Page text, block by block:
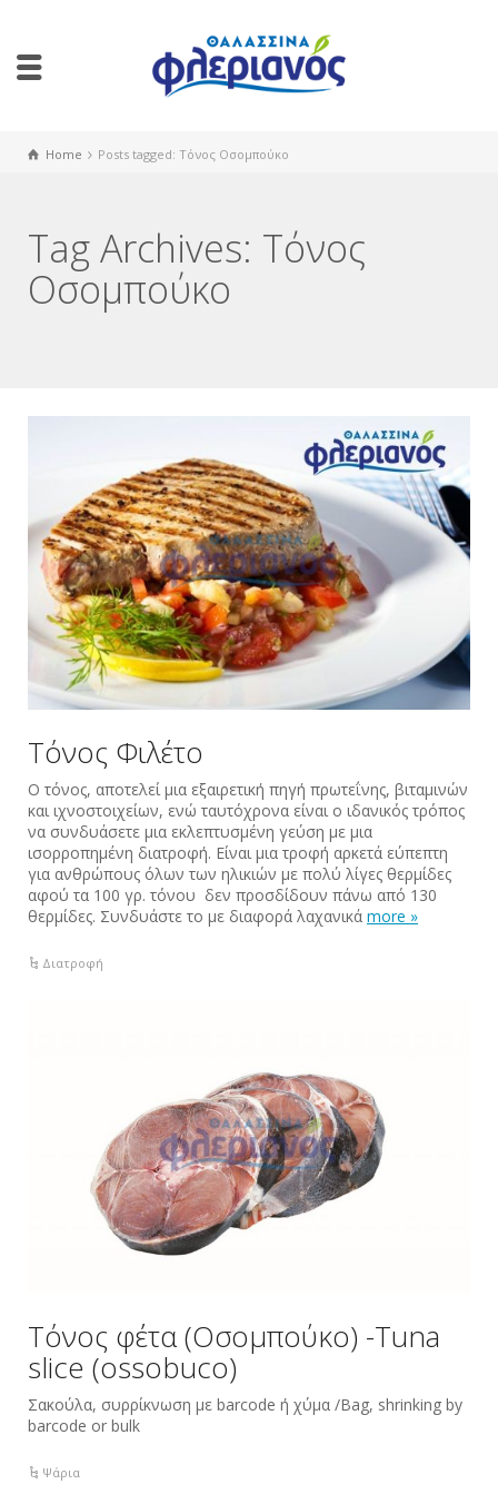
Home Posts tagged: Τόνος Οσομπούκο
Tag Archives: Τόνος
Οσομπούκο
Τόνος Φιλέτο
Ο τόνος, αποτελεί μια εξαιρετική πηγή πρωτεΐνης, βιταμινών
και ιχνοστοιχείων, ενώ ταυτόχρονα είναι ο ιδανικός τρόπος
να συνδυάσετε μια εκλεπτυσμένη γεύση με μια
ισορροπημένη διατροφή. Είναι μια τροφή αρκετά εύπεπτη
για ανθρώπους όλων των ηλικιών με πολύ λίγες θερμίδες
αφού τα 100 γρ. τόνου δεν προσδίδουν πάνω από 130
θερμίδες. Συνδυάστε το με διαφορά λαχανικά more »
Διατροφή
Τόνος φέτα (Οσομπούκο) -Tuna
slice (ossobuco)
Σακούλα, συρρίκνωση με barcode ή χύμα /Bag, shrinking by
barcode or bulk
Ψάρια